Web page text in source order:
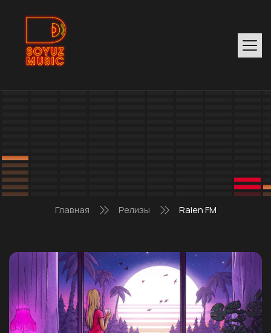
Главная Релизы Raien FM